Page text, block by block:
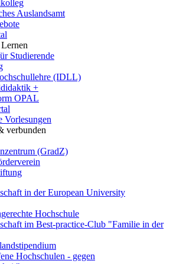
Auslandsamt
Studierende
(IDLL)
+
OPAL
Vorlesungen
verbunden
(GradZ)